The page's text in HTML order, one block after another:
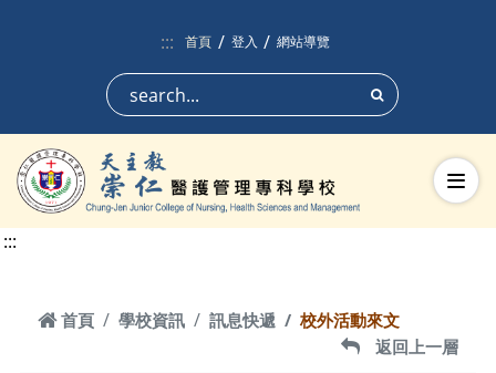
:::
首頁 登入 網站導覽
搜尋
切換
:::
首頁
首頁 學校資訊 訊息快遞 校外活動來文
返回上一層
返回上一層